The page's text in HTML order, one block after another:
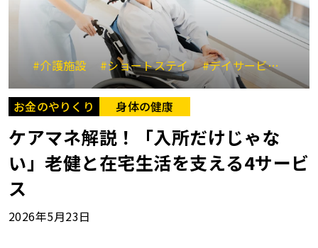
#介護施設 #ショートステイ #デイサービス
お金のやりくり 身体の健康
ケアマネ解説！「入所だけじゃな
い」老健と在宅生活を支える4サービ
ス
2026年5月23日